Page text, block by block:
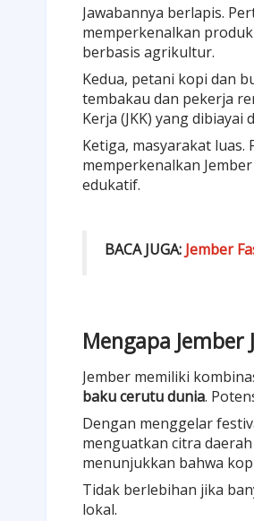
Jawabannya berlapis.
memperkenalkan
berbasis agrikultur.
Kedua, petani kopi dan
tembakau dan pekerja
Kerja (JKK) yang
Ketiga, masyarakat
memperkenalkan
edukatif.
BACA JUGA: Jember
Mengapa
Jember memiliki
baku cerutu dunia.
Dengan menggelar
menguatkan citra
menunjukkan bahwa
Tidak berlebihan jika
lokal.